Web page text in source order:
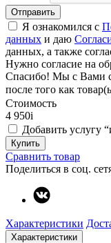
Отправить
Я ознакомился с
данных и даю
данных, а также
Нужно согласие на
Спасибо! Мы с Вами
после того как
Стоимость
4 950i
Добавить услугу
Купить
Сравнить товар
Поделиться в соц.
Характеристики
Характеристики